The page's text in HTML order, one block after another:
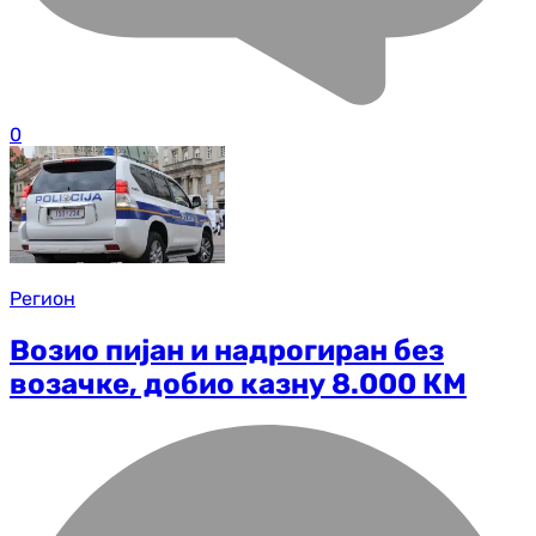
0
Регион
Возио пијан и надрогиран без
возачке, добио казну 8.000 КМ